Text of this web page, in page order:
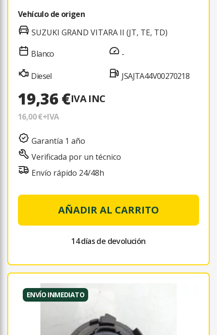
Vehículo de origen
SUZUKI GRAND VITARA II (JT, TE, TD)
Blanco
Diesel
-
JSAJTA44V00270218
19,36 €IVA INC
16,00 €+IVA
Garantía 1 año
Verificada por un técnico
Envío rápido 24/48h
AÑADIR AL CARRITO
14 días de devolución
ENVÍO INMEDIATO